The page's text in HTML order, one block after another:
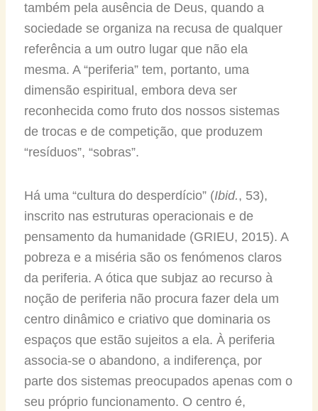
também pela ausência de Deus, quando a
sociedade se organiza na recusa de qualquer
referência a um outro lugar que não ela
mesma. A “periferia” tem, portanto, uma
dimensão espiritual, embora deva ser
reconhecida como fruto dos nossos sistemas
de trocas e de competição, que produzem
“resíduos”, “sobras”.
Há uma “cultura do desperdício” (Ibid., 53),
inscrito nas estruturas operacionais e de
pensamento da humanidade (GRIEU, 2015). A
pobreza e a miséria são os fenómenos claros
da periferia. A ótica que subjaz ao recurso à
noção de periferia não procura fazer dela um
centro dinâmico e criativo que dominaria os
espaços que estão sujeitos a ela. À periferia
associa-se o abandono, a indiferença, por
parte dos sistemas preocupados apenas com o
seu próprio funcionamento. O centro é,